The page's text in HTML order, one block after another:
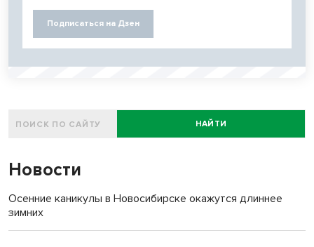
Подписаться на Дзен
НАЙТИ
Новости
Осенние каникулы в Новосибирске окажутся длиннее
зимних